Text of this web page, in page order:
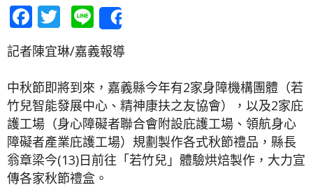
Facebook
Twitter
Line
記者陳宜琳/嘉義報導
中秋節即將到來，嘉義縣今年有2家身障機構團體（若
竹兒智能發展中心、精神康扶之友協會），以及2家庇
護工場（身心障礙者聯合會附設庇護工場、領航身心
障礙者產業庇護工場）規劃製作各式秋節禮品，縣長
翁章梁今(13)日前往「若竹兒」體驗烘焙製作，大力宣
傳各家秋節禮盒。